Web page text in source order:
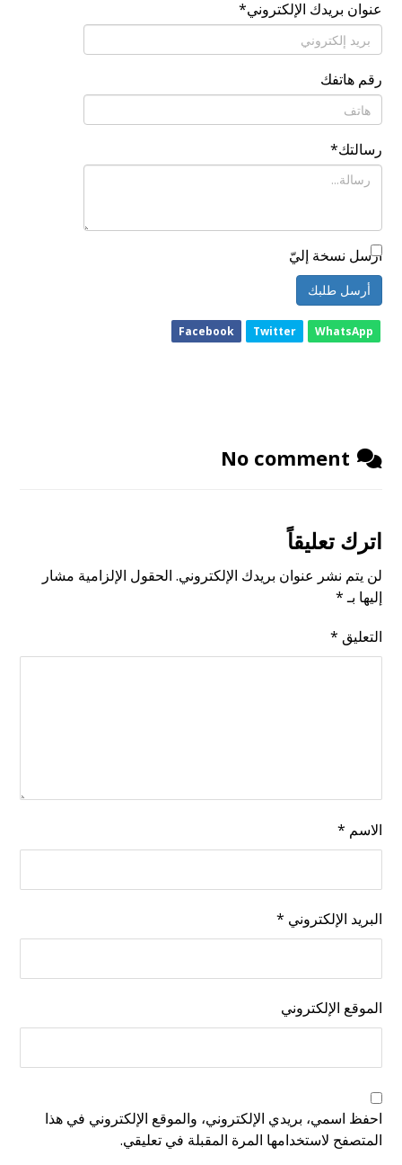
عنوان بريدك الإلكتروني *
رقم هاتفك
رسالتك*
أرسل نسخة إليّ
أرسل طلبك
Facebook Twitter WhatsApp
No comment
اترك تعليقاً
لن يتم نشر عنوان بريدك الإلكتروني. الحقول الإلزامية مشار
إليها بـ*
التعليق *
الاسم *
البريد الإلكتروني *
الموقع الإلكتروني
احفظ اسمي، بريدي الإلكتروني، والموقع الإلكتروني في هذا
المتصفح لاستخدامها المرة المقبلة في تعليقي.